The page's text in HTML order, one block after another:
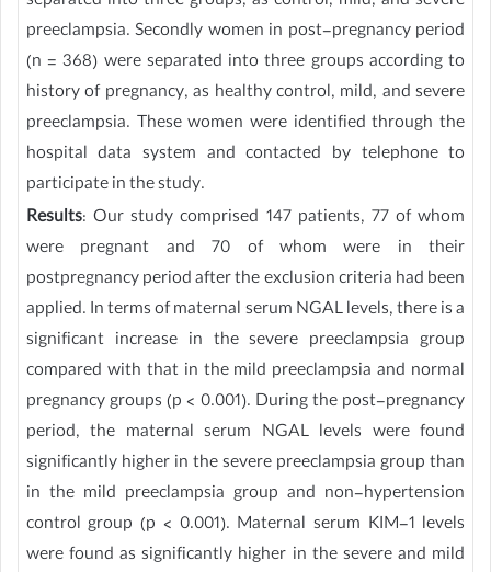
preeclampsia. Secondly women in post-pregnancy period
(n = 368) were separated into three groups according to
history of pregnancy, as healthy control, mild, and severe
preeclampsia. These women were identified through the
hospital data system and contacted by telephone to
participate in the study.
Results: Our study comprised 147 patients, 77 of whom
were pregnant and 70 of whom were in their
postpregnancy period after the exclusion criteria had been
applied. In terms of maternal serum NGAL levels, there is a
significant increase in the severe preeclampsia group
compared with that in the mild preeclampsia and normal
pregnancy groups (p < 0.001). During the post-pregnancy
period, the maternal serum NGAL levels were found
significantly higher in the severe preeclampsia group than
in the mild preeclampsia group and non-hypertension
control group (p < 0.001). Maternal serum KIM-1 levels
were found as significantly higher in the severe and mild